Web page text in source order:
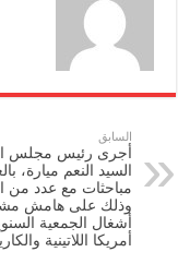
السابق
أجرى رئيس مجلس
السيد النعم ميارة،
مباحثات مع عدد من
وذلك على هامش
أشغال الجمعية
أمريكا اللاتينية